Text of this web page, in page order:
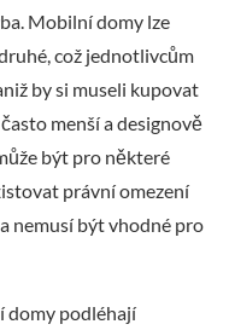
Mobilní domy lze
což jednotlivcům
by si museli kupovat
menší a designově
být pro některé
právní omezení
nemusí být vhodné pro
domy podléhají